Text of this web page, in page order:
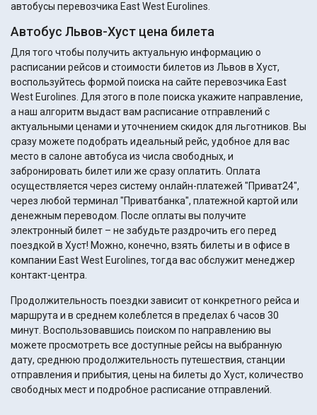
автобусы перевозчика East West Eurolines.
Автобус Львов-Хуст цена билета
Для того чтобы получить актуальную информацию о
расписании рейсов и стоимости билетов из Львов в Хуст,
воспользуйтесь формой поиска на сайте перевозчика East
West Eurolines. Для этого в поле поиска укажите направление,
а наш алгоритм выдаст вам расписание отправлений с
актуальными ценами и уточнением скидок для льготников. Вы
сразу можете подобрать идеальный рейс, удобное для вас
место в салоне автобуса из числа свободных, и
забронировать билет или же сразу оплатить. Оплата
осуществляется через систему онлайн-платежей "Приват24",
через любой терминал "Приватбанка", платежной картой или
денежным переводом. После оплаты вы получите
электронный билет – не забудьте раздрочить его перед
поездкой в Хуст! Можно, конечно, взять билеты и в офисе в
компании East West Eurolines, тогда вас обслужит менеджер
контакт-центра.
Продолжительность поездки зависит от конкретного рейса и
маршрута и в среднем колеблется в пределах 6 часов 30
минут. Воспользовавшись поиском по направлению вы
можете просмотреть все доступные рейсы на выбранную
дату, среднюю продолжительность путешествия, станции
отправления и прибытия, цены на билеты до Хуст, количество
свободных мест и подробное расписание отправлений.